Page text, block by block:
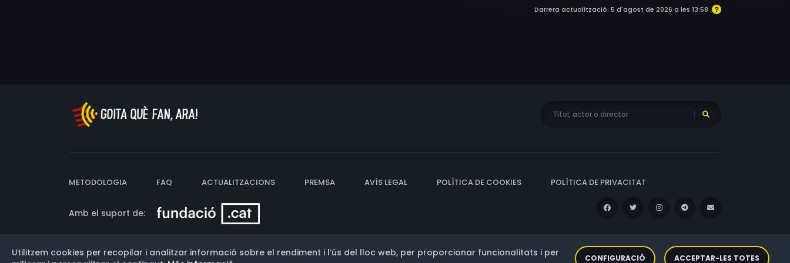
Darrera actualització: 5 d'agost de 2026 a les 13:58
METODOLOGIA FAQ ACTUALITZACIONS PREMSA AVÍS LEGAL POLÍTICA DE COOKIES POLÍTICA DE PRIVACITAT
Amb el suport de:
Versió: 3.13.0.202607011342
Utilitzem cookies per recopilar i analitzar informació sobre el rendiment i l’ús del lloc web, per proporcionar funcionalitats i per
CONFIGURACIÓ ACCEPTAR-LES TOTES